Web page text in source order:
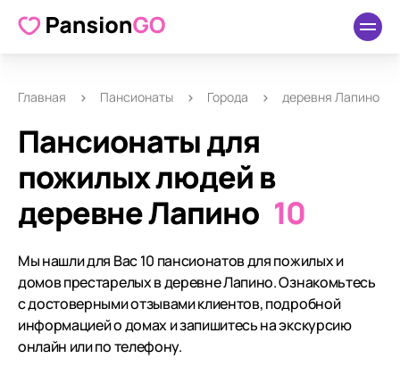
Главная Пансионаты Города деревня Лапино
Пансионаты для
пожилых людей в
деревне Лапино 10
Мы нашли для Вас 10 пансионатов для пожилых и
домов престарелых в деревне Лапино. Ознакомьтесь
с достоверными отзывами клиентов, подробной
информацией о домах и запишитесь на экскурсию
онлайн или по телефону.